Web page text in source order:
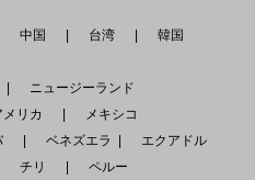
中国 台湾
韓国
ニュージーランド
リカ
メキシコ
ベネズエラ
エクアドル
チリ
ペルー